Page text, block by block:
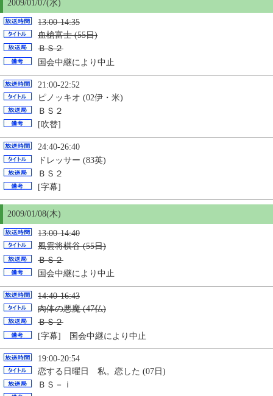
2009/01/07(水)
13:00-14:35
血槍富士 (55日)
ＢＳ２
国会中継により中止
21:00-22:52
ピノッキオ (02伊・米)
ＢＳ２
[吹替]
24:40-26:40
ドレッサー (83英)
ＢＳ２
[字幕]
2009/01/08(木)
13:00-14:40
風雲将棋谷 (55日)
ＢＳ２
国会中継により中止
14:40-16:43
肉体の悪魔 (47仏)
ＢＳ２
[字幕] 国会中継により中止
19:00-20:54
恋する日曜日 私。恋した (07日)
ＢＳ－ｉ